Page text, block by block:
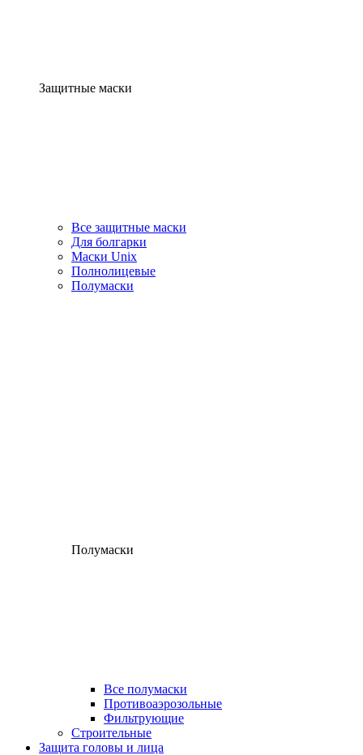
Защитные маски
Все защитные маски
Для болгарки
Маски Unix
Полнолицевые
Полумаски
Полумаски
Все полумаски
Противоаэрозольные
Фильтрующие
Строительные
Защита головы и лица